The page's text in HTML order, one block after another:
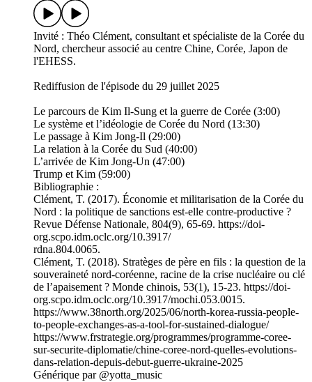
Invité : Théo Clément, consultant et spécialiste de la Corée du
Nord, chercheur associé au centre Chine, Corée, Japon de
l'EHESS.
Rediffusion de l'épisode du 29 juillet 2025
Le parcours de Kim Il-Sung et la guerre de Corée (3:00)
Le système et l’idéologie de Corée du Nord (13:30)
Le passage à Kim Jong-Il (29:00)
La relation à la Corée du Sud (40:00)
L’arrivée de Kim Jong-Un (47:00)
Trump et Kim (59:00)
Bibliographie :
Clément, T. (2017). Économie et militarisation de la Corée du
Nord : la politique de sanctions est-elle contre-productive ?
Revue Défense Nationale, 804(9), 65-69. https://doi-
org.scpo.idm.oclc.org/10.3917/
rdna.804.0065.
Clément, T. (2018). Stratèges de père en fils : la question de la
souveraineté nord-coréenne, racine de la crise nucléaire ou clé
de l’apaisement ? Monde chinois, 53(1), 15-23. https://doi-
org.scpo.idm.oclc.org/10.3917/mochi.053.0015.
https://www.38north.org/2025/06/north-korea-russia-people-
to-people-exchanges-as-a-tool-for-sustained-dialogue/
https://www.frstrategie.org/programmes/programme-coree-
sur-securite-diplomatie/chine-coree-nord-quelles-evolutions-
dans-relation-depuis-debut-guerre-ukraine-2025
Générique par @yotta_music